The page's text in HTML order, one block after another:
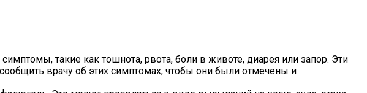
такие как тошнота, рвота, боли в животе, диарея или запор. Эти
врачу об этих симптомах, чтобы они были отмечены и